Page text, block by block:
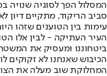
המסלול הפך לסוגיה שנויה
סביב הריקוד, מתקיים דיון
עימות בין הטוענים שזהו
העיר העתיקה - לבין אלו
ביטחוננו ומעסיק את
הכיבוש שאנחנו לא זקוקים
המחלוקת שוב מעלה את